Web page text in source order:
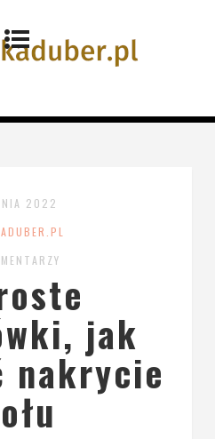
2022
jak
nakrycie